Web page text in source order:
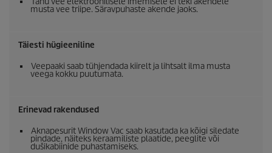
musta vee triipe. Säravpuhaste akende jaoks.
Täiesti hügieeniline
Veepaaki saab tühjendada kiirelt ja lihtsalt ilma musta
veega kokku puutumata.
Erinevad rakendused
Aknapesurit Window Vac saab kasutada ka kõigi siledate
pindade, näiteks keraamiliste plaatide, peeglite või
dušikabiinide puhastamiseks.